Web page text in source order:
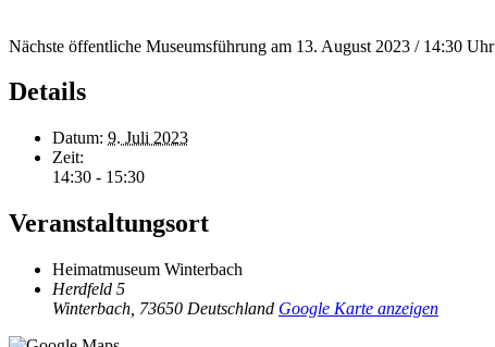
Nächste öffentliche Museumsführung am 13. August 2023 / 14:30 Uhr
Details
Datum: 9. Juli 2023
Zeit:
14:30 - 15:30
Veranstaltungsort
Heimatmuseum Winterbach
Herdfeld 5
Winterbach 73650 Deutschland Google Karte anzeigen